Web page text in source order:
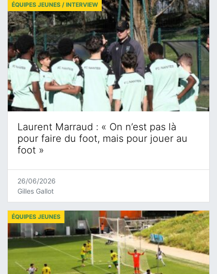
Laurent Marraud : « On n’est pas là
pour faire du foot, mais pour jouer au
foot »
ÉQUIPES JEUNES / INTERVIEW
26/06/2026
Gilles Gallot
ÉQUIPES JEUNES